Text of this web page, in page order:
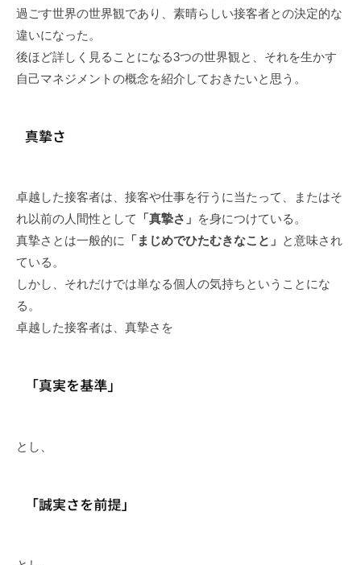
過ごす世界の世界観であり、素晴らしい接客者との決定的な
違いになった。
後ほど詳しく見ることになる3つの世界観と、それを生かす
自己マネジメントの概念を紹介しておきたいと思う。
卓越した接客者は、接客や仕事を行うに当たって、またはそ
れ以前の人間性として
「真摯さ」 を身につけている。
真摯さとは一般的に 「まじめでひたむきなこと」 と意味され
ている。
しかし、それだけでは単なる個人の気持ちということにな
る。
卓越した接客者は、真摯さを
とし、